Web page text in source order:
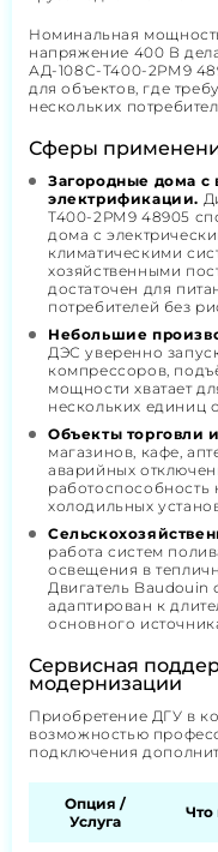
Номинальная
напряжение 400 В
АД-108С-Т400-2РМ9
для объектов, где
нескольких
Сферы
Загородные дома с
электрификации.
Т400-2РМ9 48905
дома с
климатическими
хозяйственными
достаточен для
потребителей без
Небольшие
ДЭС уверенно
компрессоров,
мощности хватает
нескольких единиц
Объекты торговли
магазинов, кафе,
аварийных
работоспособность
холодильных
работа систем
освещения в
Двигатель
адаптирован к
основного
Сервисная
модернизации
Приобретение ДГУ в
возможностью
подключения
Опция /
Услуга
Что